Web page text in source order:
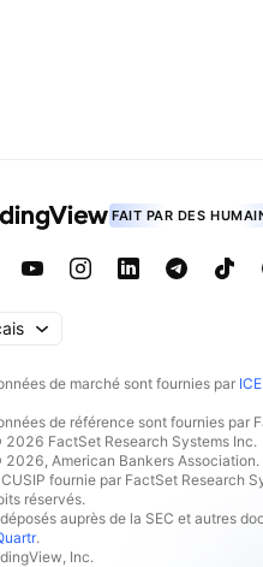
FAIT PAR DES
de marché sont fournies par
de référence sont fournies par
FactSet Research Systems Inc.
American Bankers Association.
fournie par FactSet Research
réservés.
auprès de la SEC et autres
.
Inc.